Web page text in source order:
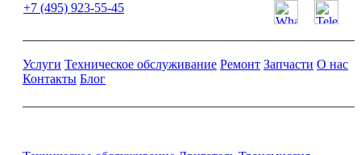
+7 (495) 923-55-45
Услуги Техническое обслуживание Ремонт Запчасти О нас
Контакты Блог